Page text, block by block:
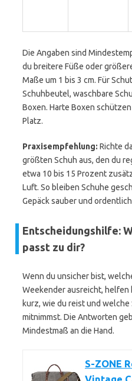
Die Angaben sind
du breitere Füße oder
Maße um 1 bis 3 cm. Für
Schuhbeutel, waschbare
Boxen. Harte Boxen
Platz.
Praxisempfehlung: Richte
größten Schuh aus, den du
etwa 10 bis 15 Prozent
Luft. So bleiben Schuhe
Gepäck sauber und
Entscheidungshilfe:
passt zu dir?
Wenn du unsicher bist,
Weekender ausreicht, helfen
kurz, wie du reist und
mitnimmst. Die Antworten
Mindestmaß an die Hand.
S-ZONE